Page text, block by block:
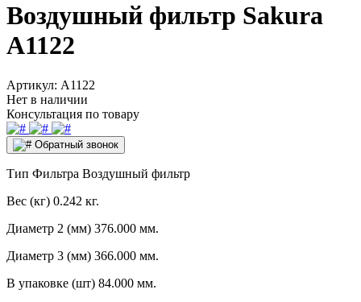
Воздушный фильтр Sakura
A1122
Артикул: A1122
Нет в наличии
Консультация по товару
Обратный звонок
Тип Фильтра Воздушный фильтр
Вес (кг) 0.242 кг.
Диаметр 2 (мм) 376.000 мм.
Диаметр 3 (мм) 366.000 мм.
В упаковке (шт) 84.000 мм.